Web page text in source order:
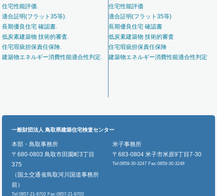
住宅性能評価.
適合証明(フラット35等).
長期優良住宅 確認書.
低炭素建築物 技術的審査.
住宅瑕疵担保責任保険.
建築物エネルギー消費性能適合性判定.
住宅性能評価
適合証明(フラット35等)
長期優良住宅 確認書
低炭素建築物 技術的審査
住宅瑕疵担保責任保険
建築物エネルギー消費性能適合性判定
一般財団法人 鳥取県建築住宅検査センター
本部・鳥取事務所
〒680-0803 鳥取市田園町3丁目
375
（国土交通省鳥取河川国道事務所
前）
Tel:0857-21-6702 Fax:0857-21-6703
米子事務所
〒683-0804 米子市米原9丁目7-30
Tel:0859-30-3247 Fax:0859-30-3248